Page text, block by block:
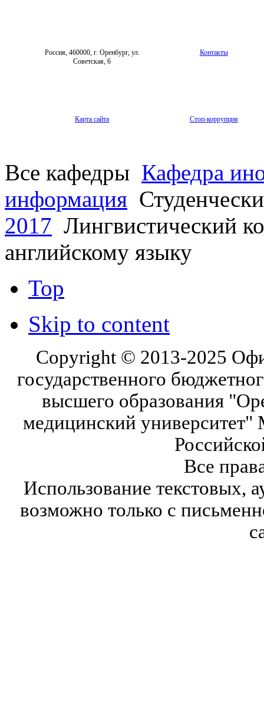
Россия, 460000, г. Оренбург, ул.
Советская, 6
Контакты
Карта сайта Стоп-коррупция
Все кафедры Кафедра
информация
2017 Лингвистический
английскому языку
Top
Skip to content
Copyright © 2013-2025
государственного
высшего образования
медицинский университет"
Все
Использование текстовых,
возможно только с